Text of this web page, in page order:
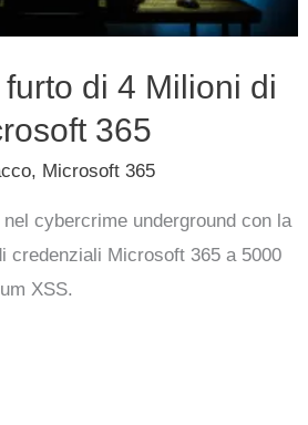
di 4 Milioni di
365
, Microsoft 365
cybercrime underground con la
credenziali Microsoft 365 a 5000
XSS.